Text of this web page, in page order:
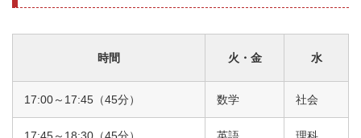
時間 火・金 水
17:00～17:45（45分） 数学 社会
17:45～18:30（45分） 英語 理科